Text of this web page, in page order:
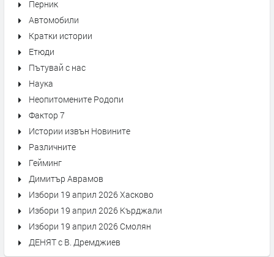
Перник
Автомобили
Кратки истории
Етюди
Пътувай с нас
Наука
Неопитомените Родопи
Фактор 7
Истории извън Новините
Различните
Гейминг
Димитър Аврамов
Избори 19 април 2026 Хасково
Избори 19 април 2026 Кърджали
Избори 19 април 2026 Смолян
ДЕНЯТ с В. Дремджиев